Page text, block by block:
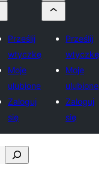
Prześlij
wtyczkę
Moje
ulubione
Zaloguj
się
Prześlij
wtyczkę
Moje
ulubione
Zaloguj
się